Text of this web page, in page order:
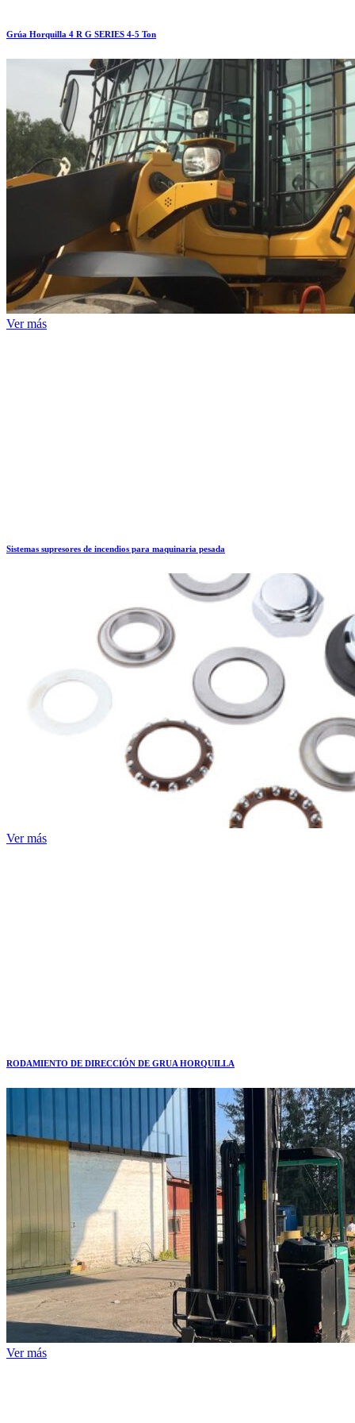
Grúa Horquilla 4 R G SERIES 4-5 Ton
Ver más
Sistemas supresores de incendios para maquinaria pesada
Ver más
RODAMIENTO DE DIRECCIÓN DE GRUA HORQUILLA
Ver más